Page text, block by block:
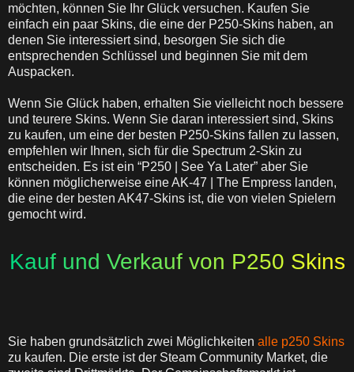
möchten, können Sie Ihr Glück versuchen. Kaufen Sie
einfach ein paar Skins, die eine der P250-Skins haben, an
denen Sie interessiert sind, besorgen Sie sich die
entsprechenden Schlüssel und beginnen Sie mit dem
Auspacken.
Wenn Sie Glück haben, erhalten Sie vielleicht noch bessere
und teurere Skins. Wenn Sie daran interessiert sind, Skins
zu kaufen, um eine der besten P250-Skins fallen zu lassen,
empfehlen wir Ihnen, sich für die Spectrum 2-Skin zu
entscheiden. Es ist ein “P250 | See Ya Later” aber Sie
können möglicherweise eine AK-47 | The Empress landen,
die eine der besten AK47-Skins ist, die von vielen Spielern
gemocht wird.
Kauf und Verkauf von P250 Skins
Sie haben grundsätzlich zwei Möglichkeiten alle p250 Skins
zu kaufen. Die erste ist der Steam Community Market, die